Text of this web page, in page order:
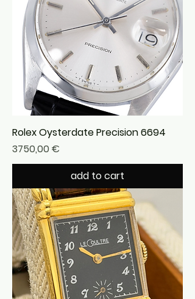
Rolex Oysterdate Precision 6694
Precio
3750,00 €
add to cart